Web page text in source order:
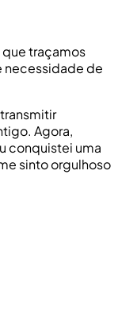
traçamos
necessidade de
Agora,
conquistei uma
sinto orgulhoso